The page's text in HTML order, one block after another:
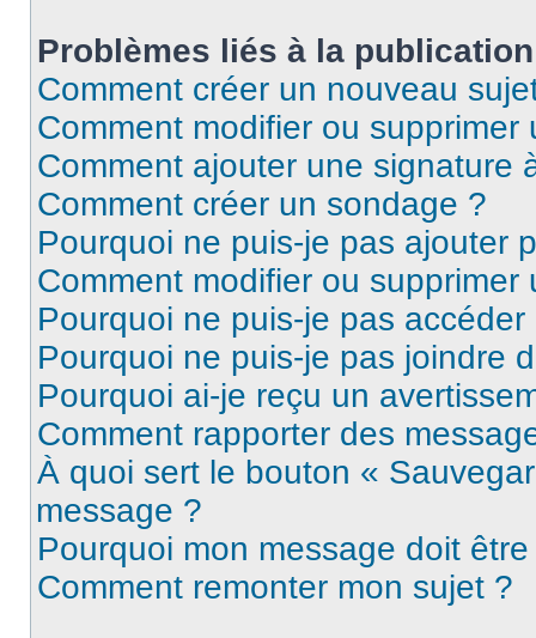
Problèmes liés à la
Comment créer un nouveau
Comment modifier ou supprimer
Comment ajouter une signature
Comment créer un sondage ?
Pourquoi ne puis-je pas ajouter
Comment modifier ou supprimer
Pourquoi ne puis-je pas
Pourquoi ne puis-je pas joindre
Pourquoi ai-je reçu un
Comment rapporter des
À quoi sert le bouton «
message ?
Pourquoi mon message doit
Comment remonter mon sujet ?